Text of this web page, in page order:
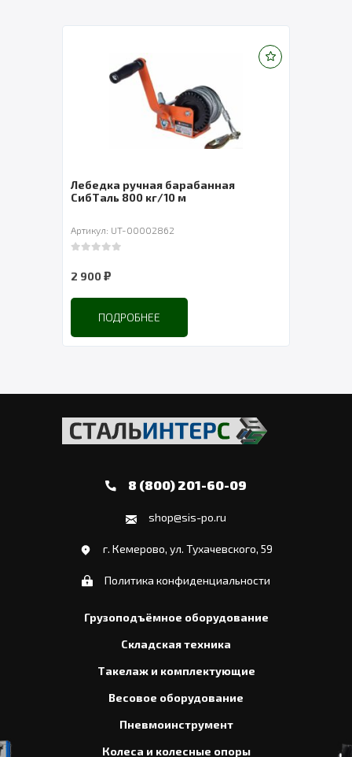
Лебедка ручная барабанная
СибТаль 800 кг/10 м
Артикул: UT-00002862
2 900₽
ПОДРОБНЕЕ
8 (800) 201-60-09
shop@sis-po.ru
г. Кемерово, ул. Тухачевского, 59
Политика конфиденциальности
Грузоподъёмное оборудование
Складская техника
Такелаж и комплектующие
Весовое оборудование
Пневмоинструмент
Колеса и колесные опоры